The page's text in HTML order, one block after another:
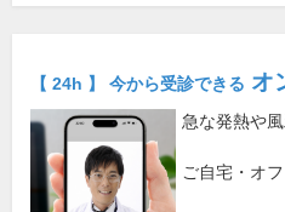
【 24h 】 今から受診できる オ
急な発熱や
ご自宅・オ